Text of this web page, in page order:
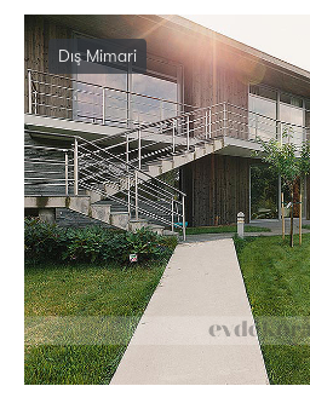
Dış Mimari